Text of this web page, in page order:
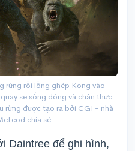
rừng rồi lồng ghép Kong vào
sẽ sống động và chân thực
rừng được tạo ra bởi CGI - nhà
chia sẻ
Daintree để ghi hình,